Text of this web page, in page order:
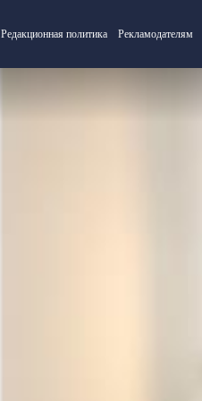
Редакционная политика Рекламодателям